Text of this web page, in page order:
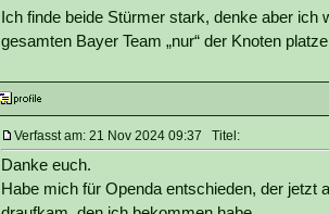
Ich finde beide Stürmer stark, denke aber ich
gesamten Bayer Team „nur“ der Knoten
Verfasst am: 21 Nov 2024 09:37 Titel:
Danke euch.
Habe mich für Openda entschieden, der jetzt